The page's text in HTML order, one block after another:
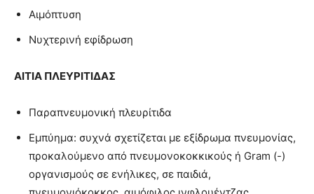
Αιμόπτυση
Νυχτερινή εφίδρωση
ΑΙΤΙΑ ΠΛΕΥΡΙΤΙΔΑΣ
Παραπνευμονική πλευρίτιδα
Εμπύημα: συχνά σχετίζεται με εξίδρωμα πνευμονίας,
προκαλούμενο από πνευμονοκοκκικούς ή Gram (-)
οργανισμούς σε ενήλικες, σε παιδιά,